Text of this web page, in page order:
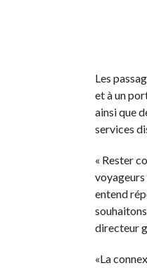
Les
et à un
ainsi que
services
« Rester
voyageurs
entend
directeur
«La